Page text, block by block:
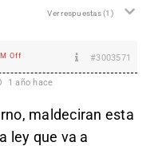
Ver respuestas(1)
Off #3003571
1 año hace
maldeciran esta
ley que va a